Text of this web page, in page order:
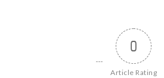
0
Article Rating